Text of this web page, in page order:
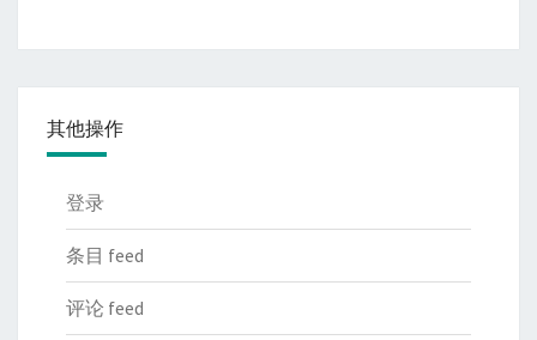
其他操作
登录
条目 feed
评论 feed